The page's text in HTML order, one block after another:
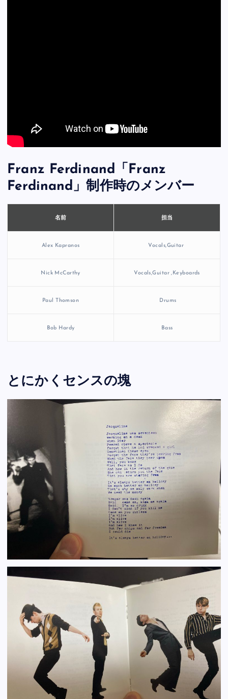
Franz Ferdinand「Franz
Ferdinand」制作時のメンバー
名前 担当
Alex Kapranos Vocals,Guitar
Nick McCarthy Vocals,Guitar ,Keyboards
Paul Thomson Drums
Bob Hardy Bass
とにかくセンスの塊